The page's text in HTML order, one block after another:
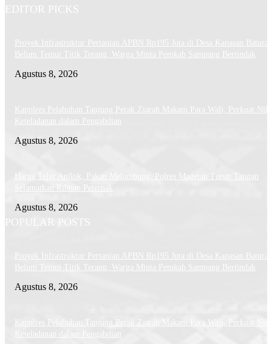
EDITOR PICKS
Proyek Infrastruktur Pertanian APBN Rp195 Juta di Desa Kapasan
Belum Temui Titik Terang, Warga Minta Pemkab Sampang Bertindak
Agustus 8, 2026
Kapolres Pelabuhan Tanjung Perak Ziarah Makam Para Wali, Perkuat
Keteladanan dalam Pengabdian
Agustus 8, 2026
Harga Telur Anjlok, Pakan Melambung: Polres Magetan Turun Tangan
Selamatkan Ribuan Peternak
Agustus 8, 2026
POPULAR POSTS
Proyek Infrastruktur Pertanian APBN Rp195 Juta di Desa Kapasan
Belum Temui Titik Terang, Warga Minta Pemkab Sampang Bertindak
Agustus 8, 2026
Kapolres Pelabuhan Tanjung Perak Ziarah Makam Para Wali, Perkuat
Keteladanan dalam Pengabdian